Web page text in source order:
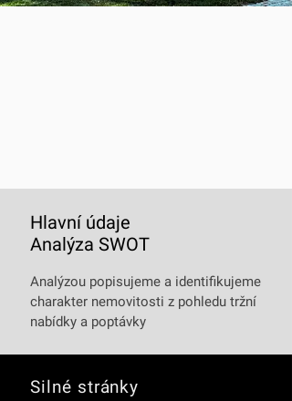
Hlavní údaje
Analýza SWOT
Analýzou popisujeme a identifikujeme
charakter nemovitosti z pohledu tržní
nabídky a poptávky
Silné stránky